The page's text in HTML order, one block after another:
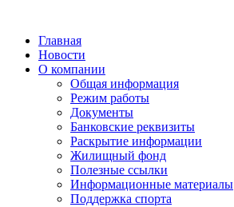
Главная
Новости
О компании
Общая информация
Режим работы
Документы
Банковские реквизиты
Раскрытие информации
Жилищный фонд
Полезные ссылки
Информационные материалы
Поддержка спорта